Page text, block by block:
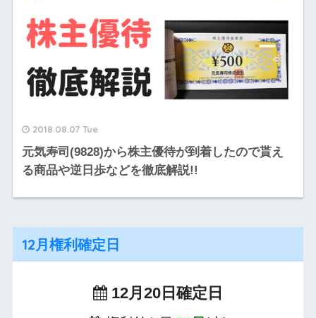
2018.08.07 Tue
元気寿司(9828)から株主優待が到着したので貰え
る商品や逆日歩などを徹底解説!!
12月権利確定日
12月20日確定日